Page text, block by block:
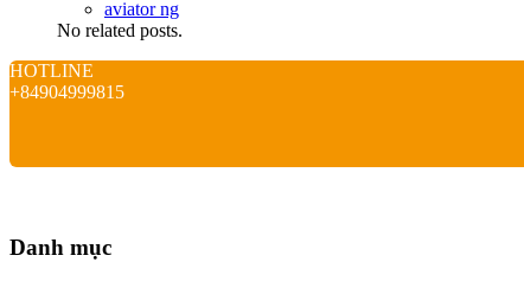
aviator ng
No related posts.
HOTLINE
+84904999815
Danh mục